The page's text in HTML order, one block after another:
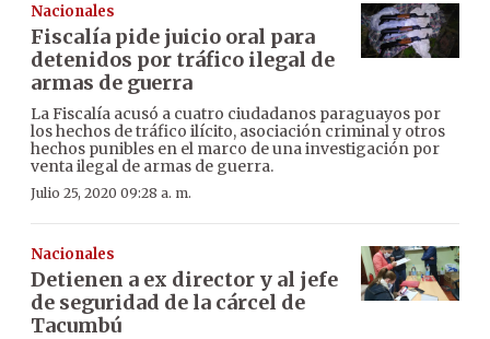
Nacionales
Fiscalía pide juicio oral para
detenidos por tráfico ilegal de
armas de guerra
La Fiscalía acusó a cuatro ciudadanos paraguayos por
los hechos de tráfico ilícito, asociación criminal y otros
hechos punibles en el marco de una investigación por
venta ilegal de armas de guerra.
Julio 25, 2020 09:28 a. m.
Nacionales
Detienen a ex director y al jefe
de seguridad de la cárcel de
Tacumbú